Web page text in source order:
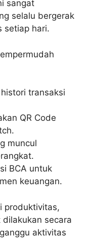
sangat
selalu bergerak
setiap hari.
transaksi
QR Code
muncul
BCA untuk
keuangan.
produktivitas,
secara
aktivitas